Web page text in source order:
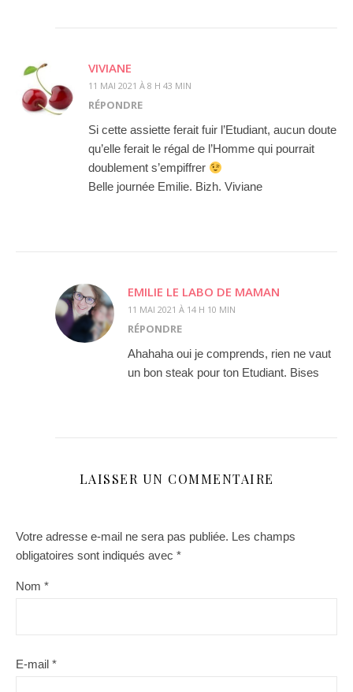
VIVIANE
11 MAI 2021 À 8 H 43 MIN
RÉPONDRE
Si cette assiette ferait fuir l’Etudiant, aucun doute
qu’elle ferait le régal de l’Homme qui pourrait
doublement s’empiffrer
Belle journée Emilie. Bizh. Viviane
EMILIE LE LABO DE MAMAN
11 MAI 2021 À 14 H 10 MIN
RÉPONDRE
Ahahaha oui je comprends, rien ne vaut
un bon steak pour ton Etudiant. Bises
LAISSER UN COMMENTAIRE
Votre adresse e-mail ne sera pas publiée. Les champs
obligatoires sont indiqués avec *
Nom *
E-mail *